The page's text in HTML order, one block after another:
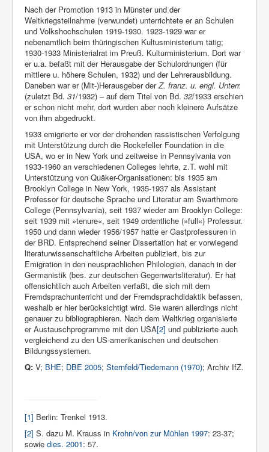
Nach der Promotion 1913 in Münster und der
Weltkriegsteilnahme (verwundet) unterrichtete er an Schulen
und Volkshochschulen 1919-1930. 1923-1929 war er
nebenamtlich beim thü­ringischen Kultusministerium tätig;
1930-1933 Ministerialrat im Preuß. Kulturministerium. Dort war
er u.a. befaßt mit der Herausgabe der Schulordnungen (für
mittlere u. höhere Schulen, 1932) und der Lehreraus­bildung.
Daneben war er (Mit-)Herausgeber derZ. franz. u. engl. Unterr.
(zuletzt Bd. 31/1932) – auf dem Titel von Bd. 32/1933 erschien
er schon nicht mehr, dort wurden aber noch kleinere Aufsätze
von ihm abgedruckt.
1933 emigrierte er vor der drohenden rassistischen Verfolgung
mit Unterstützung durch die Rockefeller Foundation in die
USA, wo er in New York und zeitweise in Pennsylvania von
1933-1960 an verschiedenen Colleges lehrte, z.T. wohl mit
Unterstützung von Quäker-Organisationen: bis 1935 am
Brooklyn College in New York, 1935-1937 als Assistant
Professor für deutsche Sprache und Literatur am Swarthmore
College (Pennsylvania), seit 1937 wieder am Brooklyn College:
seit 1939 mit »tenure«, seit 1949 ordentliche (»full«) Professur.
1950 und dann wieder 1956/1957 hatte er Gastprofessuren in
der BRD. Entsprechend seiner Dissertation hat er vorwiegend
literaturwissenschaftliche Arbeiten publiziert, bis zur
Emigration in den neusprachlichen Philo­logien, danach in der
Germanistik (bes. zur deutschen Gegenwartsliteratur). Er hat
offensichtlich auch Arbeiten verfaßt, die sich mit dem
Fremdsprachunterricht und der Fremdsprachdidaktik befassen,
weshalb er hier berücksichtigt wird. Sie waren allerdings nicht
genauer zu bibliographieren. Nach dem Weltkrieg organisierte
er Austauschprogramme mit den USA[2] und publizierte auch
vergleichend zu den US-amerikanischen und deutschen
Bildungssystemen.
Q: V; BHE; DBE 2005; Sternfeld/Tiedemann (1970); Archiv IfZ.
[1] Berlin: Trenkel 1913.
[2] S. dazu M. Krauss in Krohn/von zur Mühlen 1997: 23-37;
sowie dies. 2001: 57.